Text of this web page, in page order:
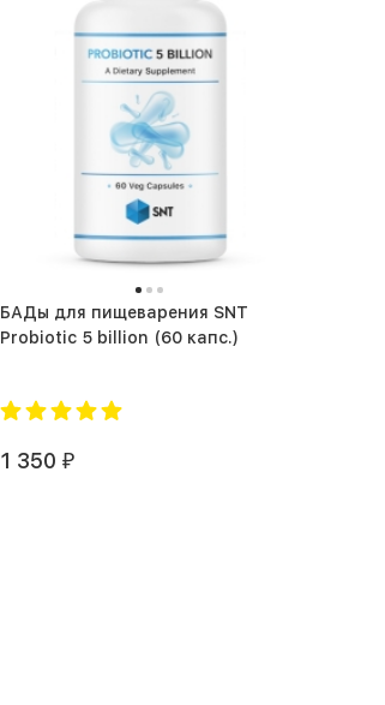
БАДы для пищеварения SNT
Probiotic 5 billion (60 капс.)
1 350 ₽